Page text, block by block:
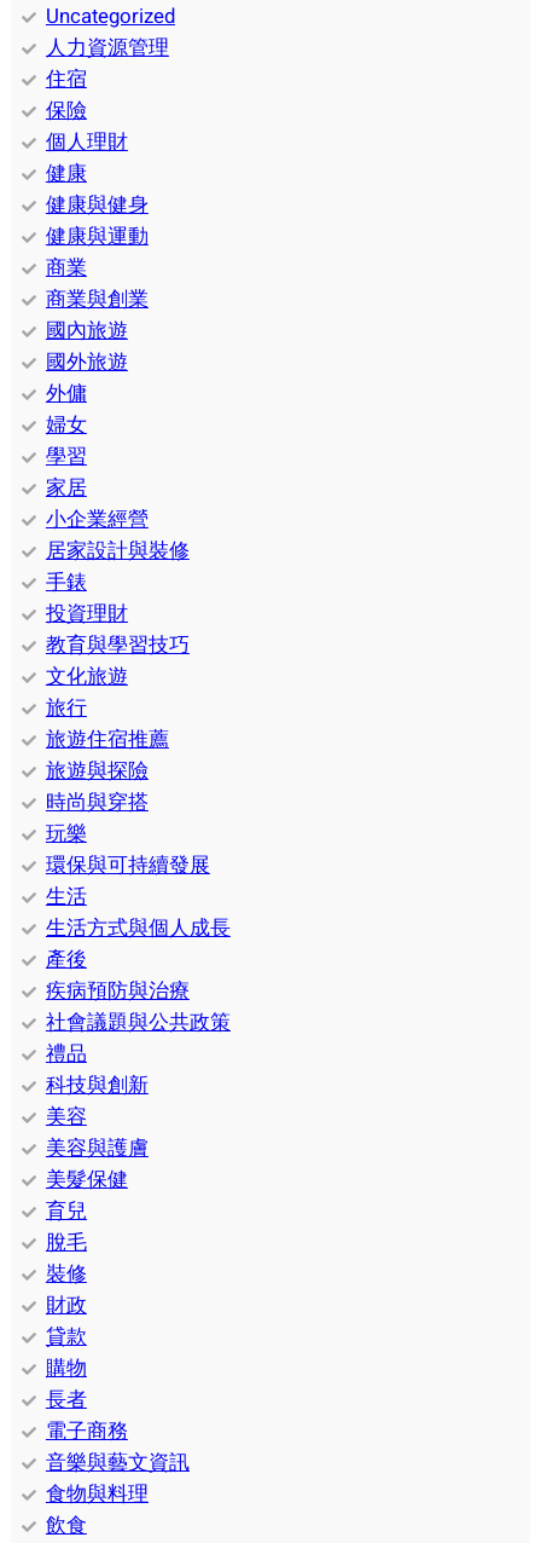
Uncategorized
人力資源管理
住宿
保險
個人理財
健康
健康與健身
健康與運動
商業
商業與創業
國內旅遊
國外旅遊
外傭
婦女
學習
家居
小企業經營
居家設計與裝修
手錶
投資理財
教育與學習技巧
文化旅遊
旅行
旅遊住宿推薦
旅遊與探險
時尚與穿搭
玩樂
環保與可持續發展
生活
生活方式與個人成長
產後
疾病預防與治療
社會議題與公共政策
禮品
科技與創新
美容
美容與護膚
美髮保健
育兒
脫毛
裝修
財政
貸款
購物
長者
電子商務
音樂與藝文資訊
食物與料理
飲食